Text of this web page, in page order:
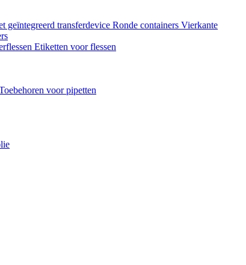
geïntegreerd transferdevice Ronde containers Vierkante
Etiketten voor flessen
voor pipetten